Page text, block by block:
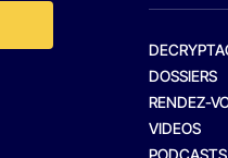
DOSSIERS
RENDEZ-
VIDEOS
PODCASTS